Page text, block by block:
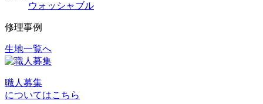
ウォッシャブル
修理事例
投
ナ
生地一覧へ
職人募集
についてはこちら